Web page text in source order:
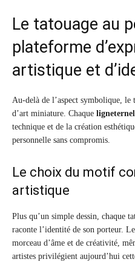
Le tatouage au
plateforme
artistique et
Au-delà de l’aspect symbolique, le
d’art miniature. Chaque
technique et de la création
personnelle sans compromis.
Le choix du motif
artistique
Plus qu’un simple dessin, chaque
raconte l’identité de son porteur.
morceau d’âme et de créativité,
artistes privilégient aujourd’hui